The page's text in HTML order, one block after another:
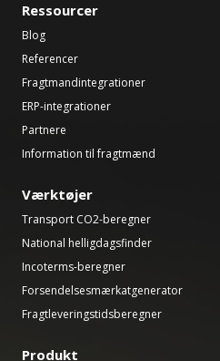
Ressourcer
Blog
Referencer
Fragtmandintegrationer
ERP-integrationer
Partnere
Information til fragtmænd
Værktøjer
Transport CO2-beregner
National helligdagsfinder
Incoterms-beregner
Forsendelsesmærkatgenerator
Fragtleveringstidsberegner
Produkt